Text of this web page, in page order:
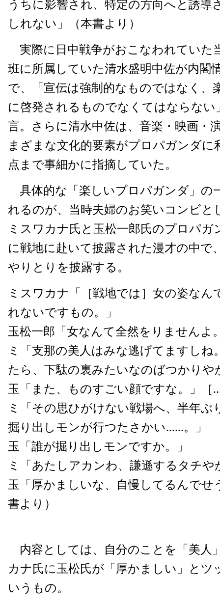
うちに影響され、特定の方向へと誘導
しれない」（本書より）
実際に日中戦争がおこなわれていた
班に所属していた清水盛明中佐が内閣
で、「宣伝は強制的なものではなく、
に啓発されるものでなくてはならない
言。さらに清水中佐は、音楽・映画・
まざまな文化的要素がプロパガンダに
点まで事細かに指摘していた。
具体的な「楽しいプロパガンダ」の
れるのが、当時夫婦のお笑いコンビと
ミスワカナ氏と玉松一郎氏のプロパガ
に戦地に赴いて披露された漫才の中で
やりとりを披露する。
ミスワカナ「［戦地では］女の姿なん
れないですもの。」
玉松一郎「女なんて全然をりませんよ
ミ「支那の美人はみな逃げてますしね
たら、下駄の裏みたいなのばつかりや
玉「また、ものすごい顔ですな。」［
ミ「その思ひがけない戦場へ、半年ぶ
掘り出しモンが行つたさかい......。」
玉「誰が掘り出しモンですか。」
ミ「あたしアカンわ、謙遜するタチや
玉「厚かましいな、自慢してるんでせ
書より）
内容としては、自分のことを「美人
カナ氏に玉松氏が「厚かましい」とツ
いうもの。